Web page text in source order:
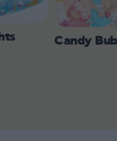
Candy